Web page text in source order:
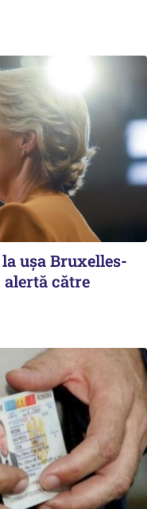
ușa Bruxelles-
către